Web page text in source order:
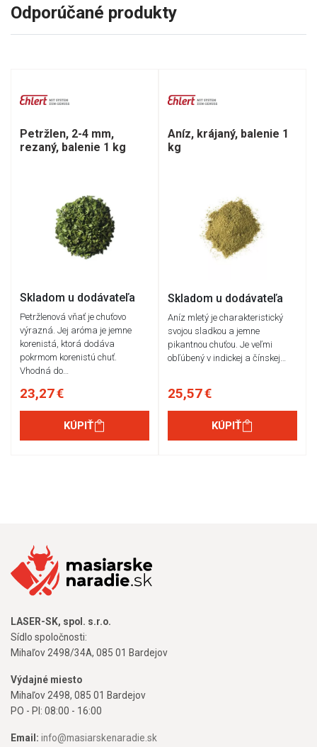
Odporúčané produkty
Petržlen, 2-4 mm,
rezaný, balenie 1 kg
Skladom u dodávateľa
Petržlenová vňať je chuťovo
výrazná. Jej aróma je jemne
korenistá, ktorá dodáva
pokrmom korenistú chuť.
Vhodná do…
23,27 €
KÚPIŤ
Aníz, krájaný, balenie 1
kg
Skladom u dodávateľa
Aníz mletý je charakteristický
svojou sladkou a jemne
pikantnou chuťou. Je veľmi
obľúbený v indickej a čínskej…
25,57 €
KÚPIŤ
LASER-SK, spol. s.r.o.
Sídlo spoločnosti:
Mihaľov 2498/34A, 085 01 Bardejov
Výdajné miesto
Mihaľov 2498, 085 01 Bardejov
PO - PI: 08:00 - 16:00
Email: info@masiarskenaradie.sk